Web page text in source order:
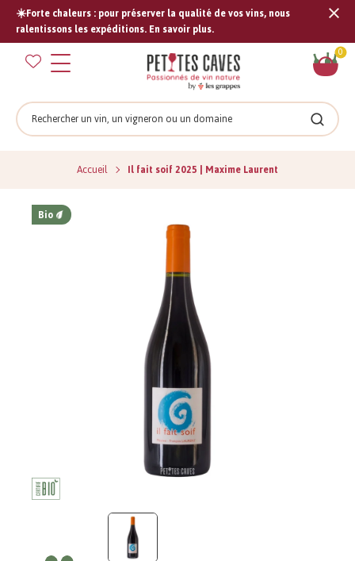
☀️Forte chaleurs : pour préserver la qualité de vos vins, nous
ralentissons les expéditions. En savoir plus.
0
Rechercher
Accueil Il fait soif 2025 | Maxime Laurent
Bio